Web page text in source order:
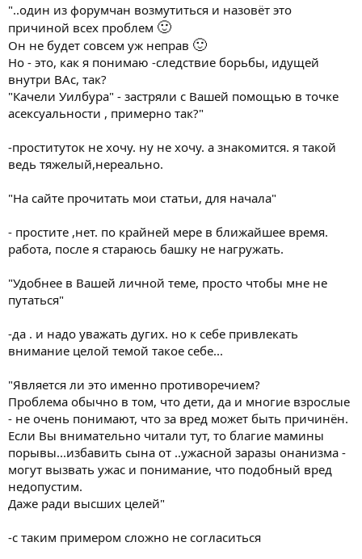
"..один из форумчан возмутиться и назовёт это
причиной всех проблем 🙂
Он не будет совсем уж неправ 🙂
Но - это, как я понимаю -следствие борьбы, идущей
внутри ВАс, так?
"Качели Уилбура" - застряли с Вашей помощью в точке
асексуальности , примерно так?"
-проституток не хочу. ну не хочу. а знакомится. я такой
ведь тяжелый,нереально.
"На сайте прочитать мои статьи, для начала"
- простите ,нет. по крайней мере в ближайшее время.
работа, после я стараюсь башку не нагружать.
"Удобнее в Вашей личной теме, просто чтобы мне не
путаться"
-да . и надо уважать дугих. но к себе привлекать
внимание целой темой такое себе...
"Является ли это именно противоречием?
Проблема обычно в том, что дети, да и многие взрослые
- не очень понимают, что за вред может быть причинён.
Если Вы внимательно читали тут, то благие мамины
порывы...избавить сына от ..ужасной заразы онанизма -
могут вызвать ужас и понимание, что подобный вред
недопустим.
Даже ради высших целей"
-с таким примером сложно не согласиться